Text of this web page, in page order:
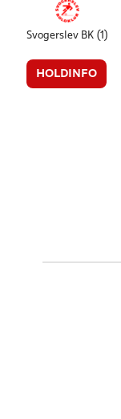
Svogerslev BK (1)
HOLDINFO